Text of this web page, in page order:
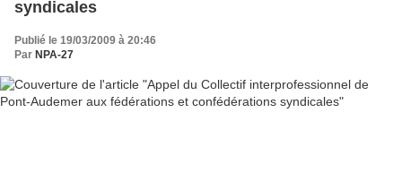
syndicales
Publié le 19/03/2009 à 20:46
Par NPA-27